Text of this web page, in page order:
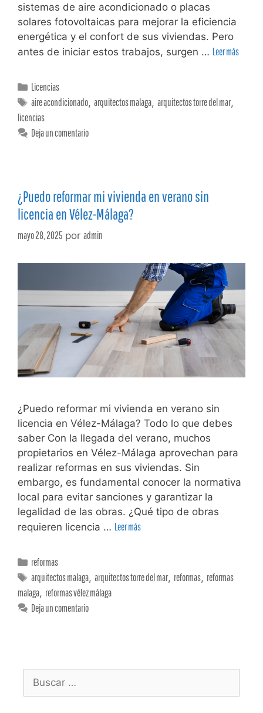
sistemas de aire acondicionado o placas
solares fotovoltaicas para mejorar la eficiencia
energética y el confort de sus viviendas. Pero
antes de iniciar estos trabajos, surgen … Leer más
Licencias
aire acondicionado,arquitectos malaga,arquitectos torre del mar,
licencias
Deja un comentario
¿Puedo reformar mi vivienda en verano sin
licencia en Vélez-Málaga?
mayo 28, 2025 por admin
¿Puedo reformar mi vivienda en verano sin
licencia en Vélez-Málaga? Todo lo que debes
saber Con la llegada del verano, muchos
propietarios en Vélez-Málaga aprovechan para
realizar reformas en sus viviendas. Sin
embargo, es fundamental conocer la normativa
local para evitar sanciones y garantizar la
legalidad de las obras. ¿Qué tipo de obras
requieren licencia … Leer más
reformas
arquitectos malaga,arquitectos torre del mar, reformas, reformas
malaga, reformas vélez málaga
Deja un comentario